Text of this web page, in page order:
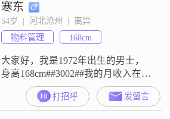
##3002##我是一个善解人意的人
##3002##我性格开朗爱笑##3002##
我平时是一个乐观积极的人
##3002##我觉
寒东
54岁  |  河北沧州  |  离异
物料管理
168cm
大家好，我是1972年出生的男士，
身高168cm##3002##我的月收入在
5001到8000元之间，现在在沧州工
作##3002##学历是高中及以下
##3002##我这个人比较幽默风趣，
打招呼 发留言